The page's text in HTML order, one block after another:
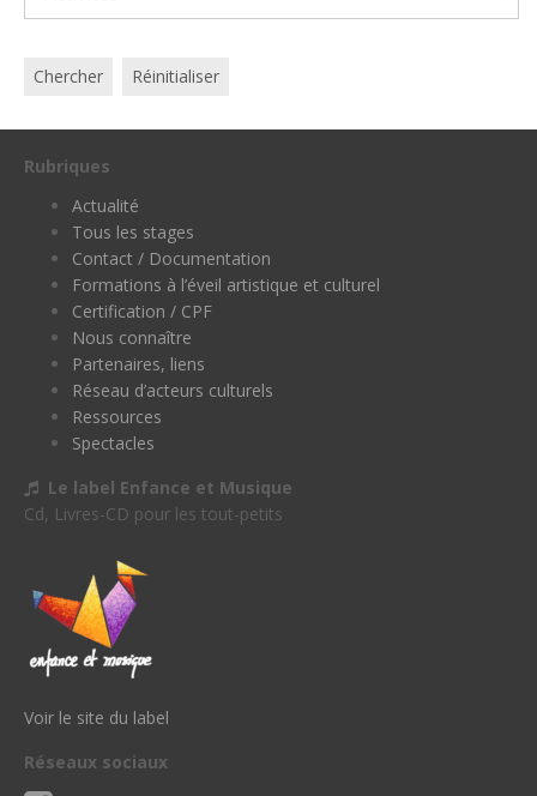
Chercher Réinitialiser
Rubriques
Actualité
Tous les stages
Contact / Documentation
Formations à l’éveil artistique et culturel
Certification / CPF
Nous connaître
Partenaires, liens
Réseau d’acteurs culturels
Ressources
Spectacles
Le label Enfance et Musique
Cd, Livres-CD pour les tout-petits
Voir le site du label
Réseaux sociaux